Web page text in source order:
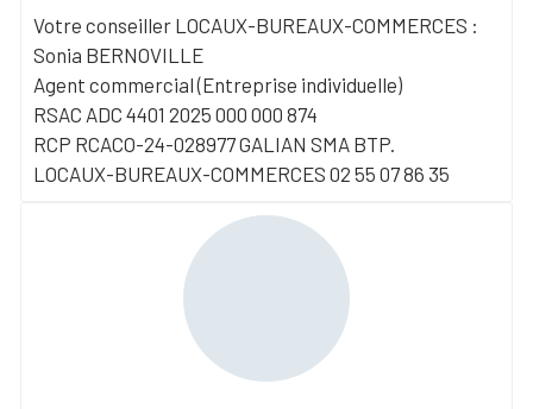
Votre conseiller LOCAUX-BUREAUX-COMMERCES :
Sonia BERNOVILLE
Agent commercial (Entreprise individuelle)
RSAC ADC 4401 2025 000 000 874
RCP RCACO-24-028977 GALIAN SMA BTP.
LOCAUX-BUREAUX-COMMERCES 02 55 07 86 35